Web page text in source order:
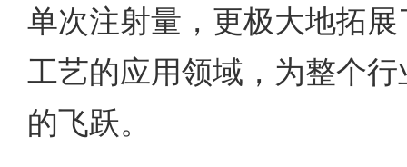
单次注射量，更极大地拓
工艺的应用领域，为整个
的飞跃。